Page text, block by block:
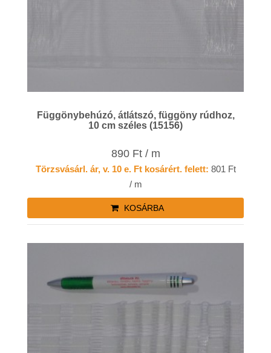
Függönybehúzó, átlátszó, függöny rúdhoz,
10 cm széles (15156)
890 Ft / m
Törzsvásárl. ár, v. 10 e. Ft kosárért. felett: 801 Ft
/ m
KOSÁRBA